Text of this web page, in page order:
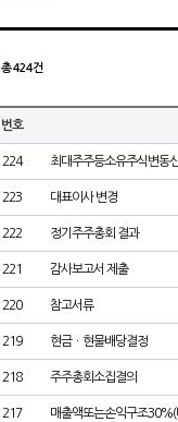
총 424건
번호
224 최대주주등소유주식변동
223 대표이사 변경
222 정기주주총회 결과
221 감사보고서 제출
220 참고서류
219 현금ㆍ현물배당결정
218 주주총회소집결의
217 매출액또는손익구조